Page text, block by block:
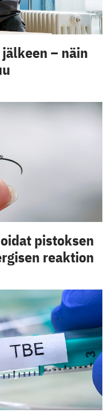
– näin
pistoksen
reaktion